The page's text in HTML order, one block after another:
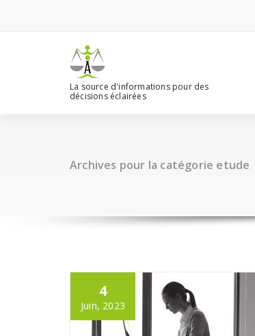
contenu
La source d'informations pour des
décisions éclairées
Archives pour la catégorie etude
4
Juin, 2023